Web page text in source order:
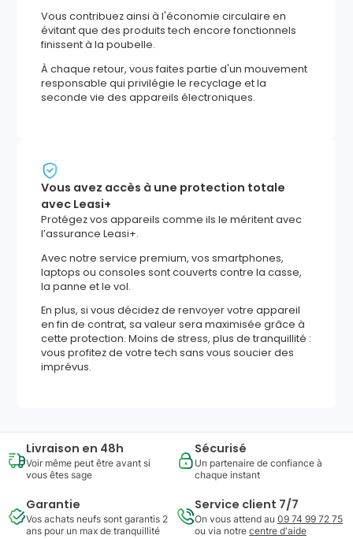
Vous contribuez ainsi à l'économie circulaire en
évitant que des produits tech encore fonctionnels
finissent à la poubelle.
À chaque retour, vous faites partie d'un mouvement
responsable qui privilégie le recyclage et la
seconde vie des appareils électroniques.
Vous avez accès à une protection totale
avec Leasi+
Protégez vos appareils comme ils le méritent avec
l’assurance Leasi+.
Avec notre service premium, vos smartphones,
laptops ou consoles sont couverts contre la casse,
la panne et le vol.
En plus, si vous décidez de renvoyer votre appareil
en fin de contrat, sa valeur sera maximisée grâce à
cette protection. Moins de stress, plus de tranquillité :
vous profitez de votre tech sans vous soucier des
imprévus.
Livraison en 48h
Voir même peut être avant si
vous êtes sage
Sécurisé
Un partenaire de confiance à
chaque instant
Garantie
Vos achats neufs sont garantis 2
ans pour un max de tranquillité
Service client 7/7
On vous attend au 09 74 99 72 75
ou via notre centre d'aide